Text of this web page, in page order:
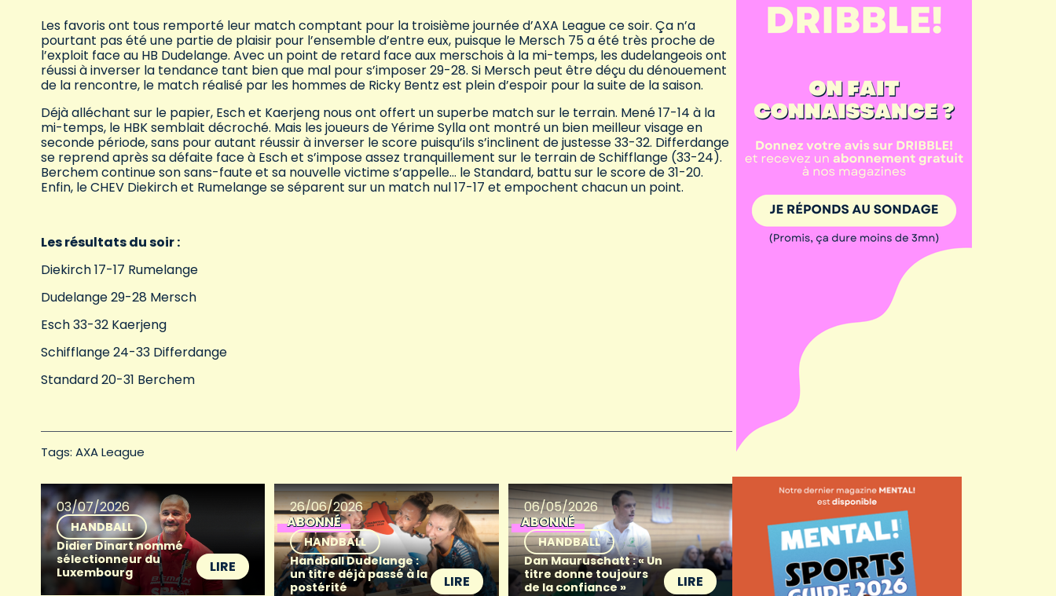
Les favoris ont tous remporté leur match comptant pour la troisième journée d’AXA League ce soir. Ça n’a
pourtant pas été une partie de plaisir pour l’ensemble d’entre eux, puisque le Mersch 75 a été très proche de
l’exploit face au HB Dudelange. Avec un point de retard face aux merschois à la mi-temps, les dudelangeois ont
réussi à inverser la tendance tant bien que mal pour s’imposer 29-28. Si Mersch peut être déçu du dénouement
de la rencontre, le match réalisé par les hommes de Ricky Bentz est plein d’espoir pour la suite de la saison.
Déjà alléchant sur le papier, Esch et Kaerjeng nous ont offert un superbe match sur le terrain. Mené 17-14 à la
mi-temps, le HBK semblait décroché. Mais les joueurs de Yérime Sylla ont montré un bien meilleur visage en
seconde période, sans pour autant réussir à inverser le score puisqu’ils s’inclinent de justesse 33-32. Differdange
se reprend après sa défaite face à Esch et s’impose assez tranquillement sur le terrain de Schifflange (33-24).
Berchem continue son sans-faute et sa nouvelle victime s’appelle… le Standard, battu sur le score de 31-20.
Enfin, le CHEV Diekirch et Rumelange se séparent sur un match nul 17-17 et empochent chacun un point.
Les résultats du soir :
Diekirch 17-17 Rumelange
Dudelange 29-28 Mersch
Esch 33-32 Kaerjeng
Schifflange 24-33 Differdange
Standard 20-31 Berchem
Tags: AXA League
03/07/2026
HANDBALL
Didier Dinart nommé
sélectionneur du
Luxembourg
LIRE
26/06/2026
ABONNÉ
HANDBALL
Handball Dudelange :
un titre déjà passé à la
postérité
LIRE
06/05/2026
ABONNÉ
HANDBALL
Dan Mauruschatt : « Un
titre donne toujours
de la confiance »
LIRE